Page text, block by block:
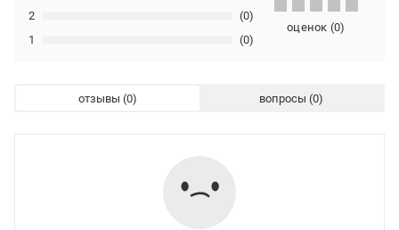
1 (0)
2 (0)
оценок (0)
отзывы вопросы